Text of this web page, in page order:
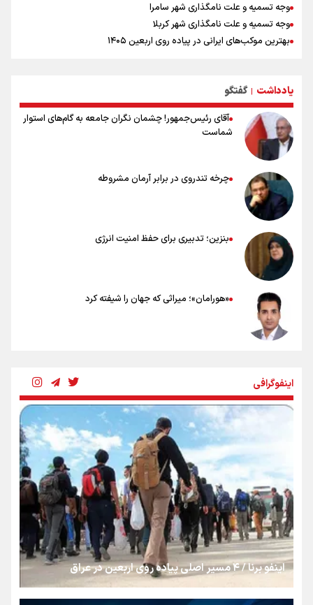
وجه تسمیه و علت نامگذاری شهر سامرا
وجه تسمیه و علت نامگذاری شهر کربلا
بهترین موکب‌های ایرانی در پیاده روی اربعین ۱۴۰۵
۲۰ نکته دوستانه درباره پیاده روی اربعین و عراقی ها
یادداشت | گفتگو
آقای رئیس‌جمهور! چشمان نگران جامعه به گام‌های استوار
شماست
چرخه تندروی در برابر آرمان مشروطه
بنزین؛ تدبیری برای حفظ امنیت انرژی
«هورامان»؛ میراثی که جهان را شیفته کرد
رسانه ملی و حق مردم برای شنیدن صدای رئیس‌جمهوری
روایت ایران از کنار مردم
از طلوع خیابان‌ها تا غروب اشک
جمله‌ای که بغض چهارماهه را شکست؛ «آهای مردم، آقا از
اینفوگرافی
اینفو برنا / ۴ مسیر اصلی پیاده روی اربعین در عراق